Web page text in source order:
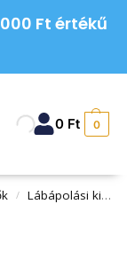
Ft értékű
0 Ft 0
/ Lábápolási kiegészítők